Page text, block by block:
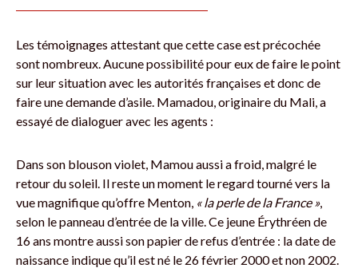
Les témoignages attestant que cette case est précochée
sont nombreux. Aucune possibilité pour eux de faire le point
sur leur situation avec les autorités françaises et donc de
faire une demande d’asile. Mamadou, originaire du Mali, a
essayé de dialoguer avec les agents :
Dans son blouson violet, Mamou aussi a froid, malgré le
retour du soleil. Il reste un moment le regard tourné vers la
vue magnifique qu’offre Menton, « la perle de la France »,
selon le panneau d’entrée de la ville. Ce jeune Érythréen de
16 ans montre aussi son papier de refus d’entrée : la date de
naissance indique qu’il est né le 26 février 2000 et non 2002.